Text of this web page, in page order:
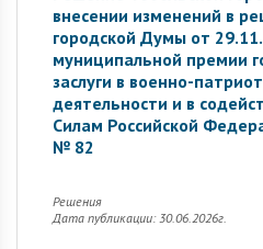
внесении изменений в
городской Думы от
муниципальной премии
заслуги в военно-
деятельности и в
Силам Российской
№ 82
Решения
Дата публикации: 30.06.2026г.